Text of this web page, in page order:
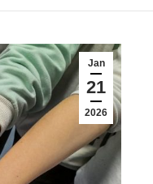
Jan
21
2026